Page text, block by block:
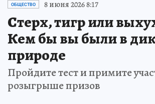
ОБЩЕСТВО 8 июня 2026 8:17
Стерх, тигр или
Кем бы вы были в
природе
Пройдите тест и примите
розыгрыше призов